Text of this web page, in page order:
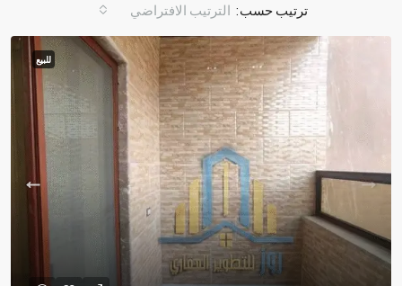
ترتيب حسب: الترتيب الافتراضي
للبيع